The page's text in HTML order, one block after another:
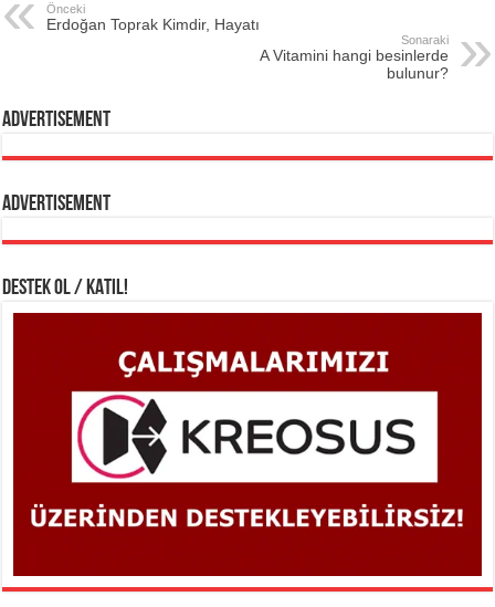
Önceki
Erdoğan Toprak Kimdir, Hayatı
Sonaraki
A Vitamini hangi besinlerde
bulunur?
Advertisement
Advertisement
DESTEK OL / KATIL!